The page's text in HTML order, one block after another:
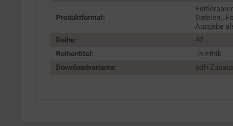
Produktformat:
Dateien.,
Ausgabe
Reihe:
47
Reihentitel:
:in Ethik
Downloadvariante: